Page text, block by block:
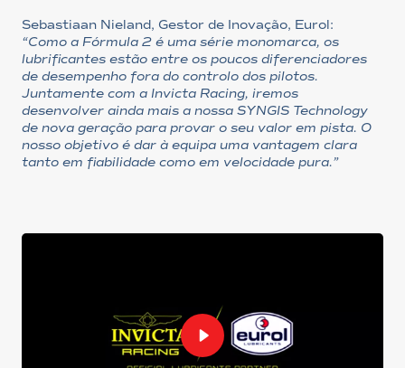
Sebastiaan Nieland, Gestor de Inovação, Eurol:
“Como a Fórmula 2 é uma série monomarca, os
lubrificantes estão entre os poucos diferenciadores
de desempenho fora do controlo dos pilotos.
Juntamente com a Invicta Racing, iremos
desenvolver ainda mais a nossa SYNGIS Technology
de nova geração para provar o seu valor em pista. O
nosso objetivo é dar à equipa uma vantagem clara
tanto em fiabilidade como em velocidade pura.”